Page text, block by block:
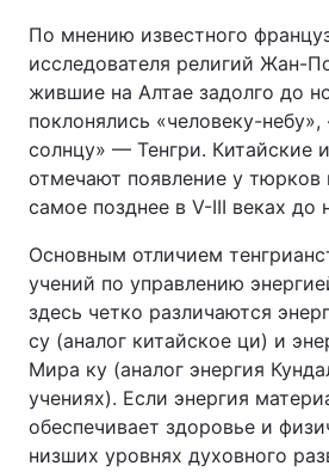
По мнению известного
исследователя религий Жан-
жившие на Алтае задолго до
поклонялись «человеку-небу»,
солнцу» — Тенгри. Китайские
отмечают появление у тюрков
самое позднее в V-III веках до
Основным отличием
учений по управлению
здесь четко различаются
сy (аналог китайское ци) и
Мира кy (аналог энергия
учениях). Если энергия
обеспечивает здоровье и
низших уровнях духовного